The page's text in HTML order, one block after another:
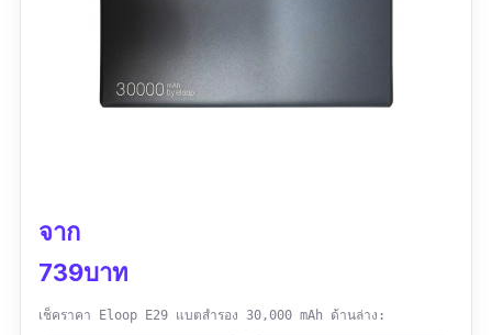
จาก
739บาท
เช็คราคา Eloop E29 แบตสำรอง 30,000 mAh ด้านล่าง: